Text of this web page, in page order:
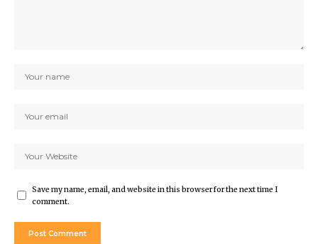
Save my name, email, and website in this browser for the next time I
comment.